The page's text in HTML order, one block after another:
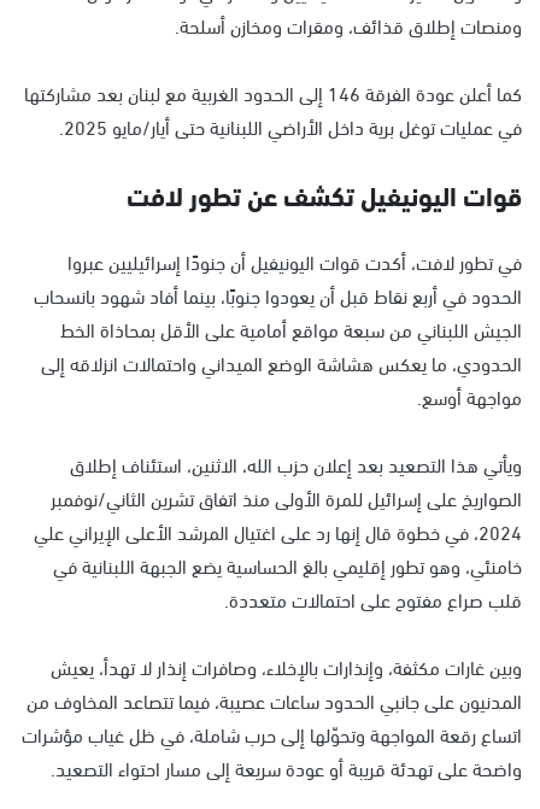
ومنصات إطلاق قذائف، ومقرات ومخازن أسلحة.
كما أعلن عودة الفرقة 146 إلى الحدود الغربية مع لبنان بعد مشاركتها
في عمليات توغل برية داخل الأراضي اللبنانية حتى أيار/مايو 2025.
قوات اليونيفيل تكشف عن تطور لافت
في تطور لافت، أكدت قوات اليونيفيل أن جنودًا إسرائيليين عبروا
الحدود في أربع نقاط قبل أن يعودوا جنوبًا، بينما أفاد شهود بانسحاب
الجيش اللبناني من سبعة مواقع أمامية على الأقل بمحاذاة الخط
الحدودي، ما يعكس هشاشة الوضع الميداني واحتمالات انزلاقه إلى
مواجهة أوسع.
ويأتي هذا التصعيد بعد إعلان حزب الله، الاثنين، استئناف إطلاق
الصواريخ على إسرائيل للمرة الأولى منذ اتفاق تشرين الثاني/نوفمبر
2024، في خطوة قال إنها رد على اغتيال المرشد الأعلى الإيراني علي
خامنئي، وهو تطور إقليمي بالغ الحساسية يضع الجبهة اللبنانية في
قلب صراع مفتوح على احتمالات متعددة.
وبين غارات مكثفة، وإنذارات بالإخلاء، وصافرات إنذار لا تهدأ، يعيش
المدنيون على جانبي الحدود ساعات عصيبة، فيما تتصاعد المخاوف من
اتساع رقعة المواجهة وتحوّلها إلى حرب شاملة، في ظل غياب مؤشرات
واضحة على تهدئة قريبة أو عودة سريعة إلى مسار احتواء التصعيد.